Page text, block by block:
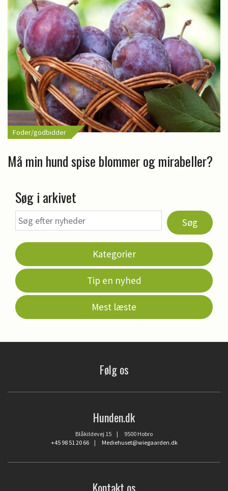
Foder/godbidder
Må min hund spise blommer og mirabeller?
Søg i arkivet
Søg
Kategorier
Tip en nyhed
Mest læste
Følg os
Hunden.dk
Blåkildevej 15 | 9500 Hobro
+45 98 51 20 66| Mediehuset@wiegaarden.dk
Kontakt os